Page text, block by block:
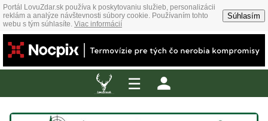
Portál LovuZdar.sk používa k poskytovaniu služieb, personalizácii
reklám a analýze návštevnosti súbory cookie. Používaním tohto
webu s tým súhlasíte. Viac informácií
Súhlasím
☰